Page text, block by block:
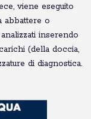
viene eseguito
abbattere o
inserendo
(della doccia,
di diagnostica.